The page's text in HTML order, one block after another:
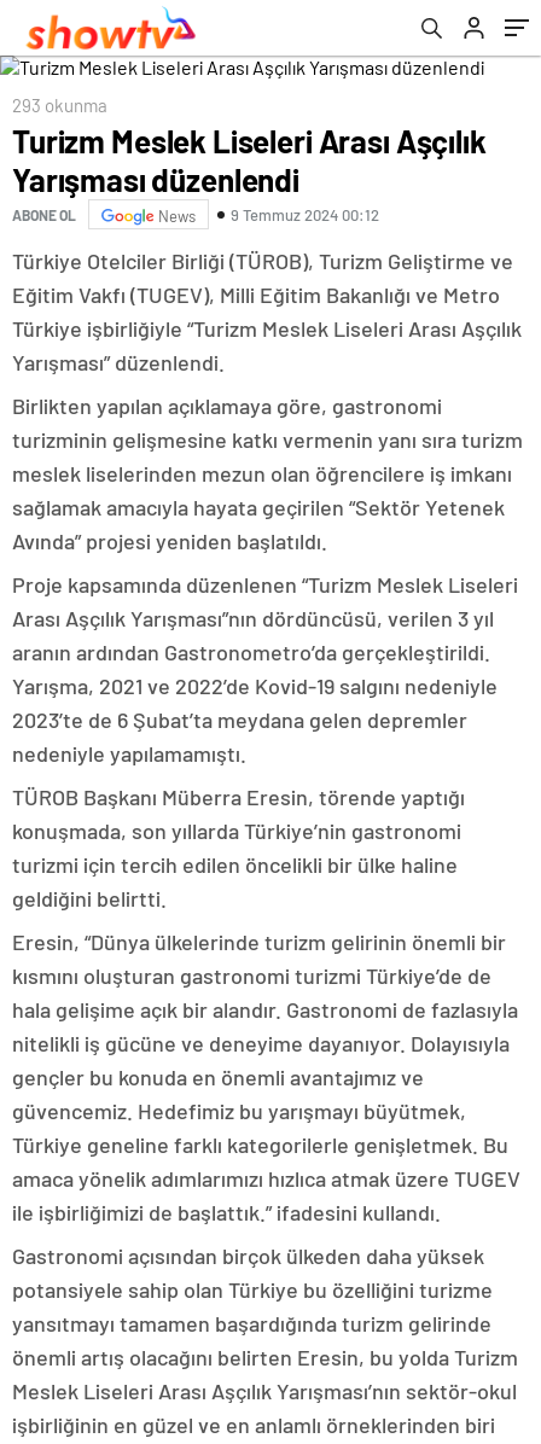
293 okunma
Turizm Meslek Liseleri Arası Aşçılık
Yarışması düzenlendi
ABONE OL News 9 Temmuz 2024 00:12
Türkiye Otelciler Birliği (TÜROB), Turizm Geliştirme ve
Eğitim Vakfı (TUGEV), Milli Eğitim Bakanlığı ve Metro
Türkiye işbirliğiyle “Turizm Meslek Liseleri Arası Aşçılık
Yarışması” düzenlendi.
Birlikten yapılan açıklamaya göre, gastronomi
turizminin gelişmesine katkı vermenin yanı sıra turizm
meslek liselerinden mezun olan öğrencilere iş imkanı
sağlamak amacıyla hayata geçirilen “Sektör Yetenek
Avında” projesi yeniden başlatıldı.
Proje kapsamında düzenlenen “Turizm Meslek Liseleri
Arası Aşçılık Yarışması”nın dördüncüsü, verilen 3 yıl
aranın ardından Gastronometro’da gerçekleştirildi.
Yarışma, 2021 ve 2022’de Kovid-19 salgını nedeniyle
2023’te de 6 Şubat’ta meydana gelen depremler
nedeniyle yapılamamıştı.
TÜROB Başkanı Müberra Eresin, törende yaptığı
konuşmada, son yıllarda Türkiye’nin gastronomi
turizmi için tercih edilen öncelikli bir ülke haline
geldiğini belirtti.
Eresin, “Dünya ülkelerinde turizm gelirinin önemli bir
kısmını oluşturan gastronomi turizmi Türkiye’de de
hala gelişime açık bir alandır. Gastronomi de fazlasıyla
nitelikli iş gücüne ve deneyime dayanıyor. Dolayısıyla
gençler bu konuda en önemli avantajımız ve
güvencemiz. Hedefimiz bu yarışmayı büyütmek,
Türkiye geneline farklı kategorilerle genişletmek. Bu
amaca yönelik adımlarımızı hızlıca atmak üzere TUGEV
ile işbirliğimizi de başlattık.” ifadesini kullandı.
Gastronomi açısından birçok ülkeden daha yüksek
potansiyele sahip olan Türkiye bu özelliğini turizme
yansıtmayı tamamen başardığında turizm gelirinde
önemli artış olacağını belirten Eresin, bu yolda Turizm
Meslek Liseleri Arası Aşçılık Yarışması’nın sektör-okul
işbirliğinin en güzel ve en anlamlı örneklerinden biri